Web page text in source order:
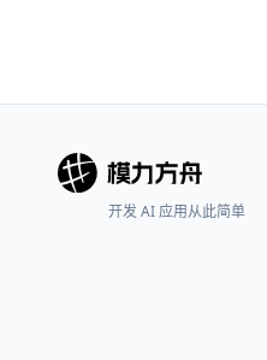
开发 AI 应用从此简单